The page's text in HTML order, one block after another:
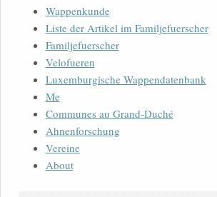
Wappenkunde
Liste der Artikel im Familjefuerscher
Familjefuerscher
Velofueren
Luxemburgische Wappendatenbank
Me
Communes au Grand-Duché
Ahnenforschung
Vereine
About